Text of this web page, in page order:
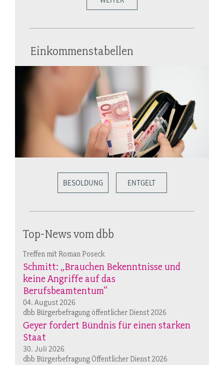
Einkommenstabellen
BESOLDUNG ENTGELT
Top-News vom dbb
Treffen mit Roman Poseck
Schmitt: „Brauchen Bekenntnisse und
keine Angriffe auf das
Berufsbeamtentum“
04. August 2026
dbb Bürgerbefragung öffentlicher Dienst 2026
Geyer fordert Bündnis für einen starken
Staat
30. Juli 2026
dbb Bürgerbefragung Öffentlicher Dienst 2026